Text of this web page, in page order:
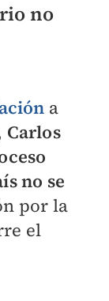
no
a
Carlos
no se
por la
el